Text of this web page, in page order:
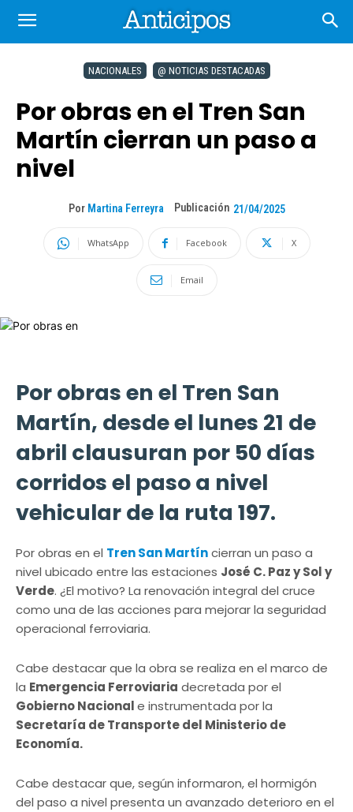
NACIONALES @ NOTICIAS DESTACADAS
Por obras en el Tren San
Martín cierran un paso a
nivel
Por Martina Ferreyra Publicación 21/04/2025
WhatsApp Facebook X
Email
Por obras en el Tren San
Martín, desde el lunes 21 de
abril clausuran por 50 días
corridos el paso a nivel
vehicular de la ruta 197.
Por obras en el Tren San Martíncierran un paso a
nivel ubicado entre las estaciones José C. Paz y Sol y
Verde. ¿El motivo? La renovación integral del cruce
como una de las acciones para mejorar la seguridad
operacional ferroviaria.
Cabe destacar que la obra se realiza en el marco de
la Emergencia Ferroviaria decretada por el
Gobierno Nacionale instrumentada por la
Secretaría de Transporte del Ministerio de
Economía.
Cabe destacar que, según informaron, el hormigón
del paso a nivel presenta un avanzado deterioro en el